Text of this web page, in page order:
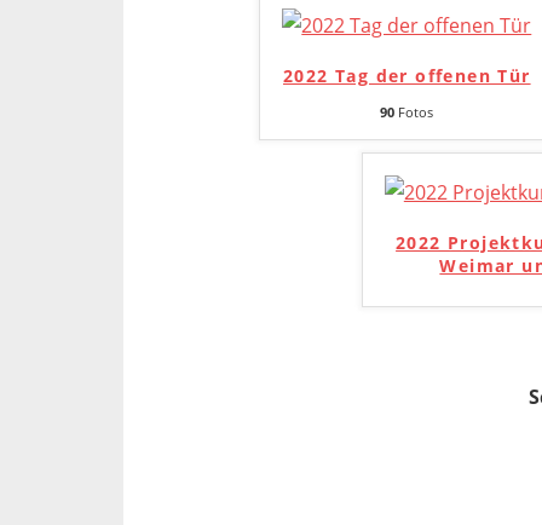
2022 Tag der offenen Tür
90 Fotos
2022
Weimar